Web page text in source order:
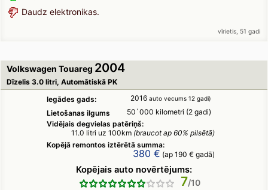
Daudz elektronikas.
vīrietis, 51 gadi
Volkswagen Touareg 2004
Dīzelis 3.0 litri, Automātiskā PK
Iegādes gads:
2016 auto vecums 12 gadi)
Lietošanas ilgums
50`000 kilometri (2 gadi)
Vidējais degvielas patēriņš:
11.0 litri uz 100km (braucot ap 60% pilsētā)
Kopējā remontos iztērētā summa:
380 € (ap 190 € gadā)
Kopējais auto novērtējums:
7